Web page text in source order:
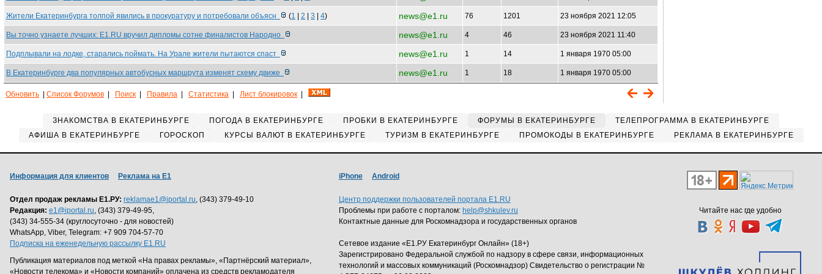
Жители Екатеринбурга толпой явились в прокуратуру и потребовали объясн (1 2 3 4) news@e1.ru 76 1201 23 ноября 2021 12:05
Вы точно узнаете лучших: E1.RU вручил дипломы сотне финалистов Народно news@e1.ru 4 46 23 ноября 2021 11:40
Подплывали на лодке, старались поймать. На Урале жители пытаются спаст news@e1.ru 1 14 1 января 1970 05:00
В Екатеринбурге два популярных автобусных маршрута изменят схему движе news@e1.ru 1 18 1 января 1970 05:00
Обновить Список Форумов Поиск Правила Статистика Лист блокировок
ЗНАКОМСТВА В ЕКАТЕРИНБУРГЕ ПОГОДА В ЕКАТЕРИНБУРГЕ ПРОБКИ В ЕКАТЕРИНБУРГЕ ФОРУМЫ В ЕКАТЕРИНБУРГЕ
ТЕЛЕПРОГРАММА В ЕКАТЕРИНБУРГЕ
АФИША В ЕКАТЕРИНБУРГЕ
ГОРОСКОП КУРСЫ ВАЛЮТ В ЕКАТЕРИНБУРГЕ ТУРИЗМ В ЕКАТЕРИНБУРГЕ ПРОМОКОДЫ В ЕКАТЕРИНБУРГЕ РЕКЛАМА В ЕКАТЕРИНБУРГЕ
Читайте нас где удобно
Информация для клиентов Реклама на Е1
Отдел продаж рекламы Е1.РУ: reklamae1@iportal.ru, (343) 379-49-10
Редакция: e1@iportal.ru, (343) 379-49-95,
(343) 34-555-34 (круглосуточно - для новостей)
WhatsApp, Viber, Telegram: +7 909 704-57-70
Подписка на еженедельную рассылку E1.RU
Публикация материалов под меткой «На правах рекламы», «Партнёрский материал»,
«Новости телекома» и «Новости компаний» оплачена из средств рекламодателя
iPhone Android
Центр поддержки пользователей портала E1.RU
Проблемы при работе с порталом: help@shkulev.ru
Контактные данные для Роскомнадзора и государственных органов
Сетевое издание «Е1.РУ Екатеринбург Онлайн» (18+)
Зарегистрировано Федеральной службой по надзору в сфере связи, информационных
технологий и массовых коммуникаций (Роскомнадзор) Свидетельство о регистрации №